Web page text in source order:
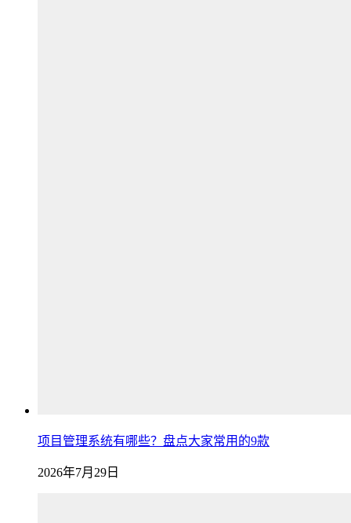
项目管理系统有哪些？盘点大家常用的9款
2026年7月29日